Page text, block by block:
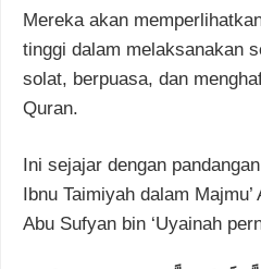
Mereka akan
tinggi dalam melaksanakan
solat, berpuasa, dan
Quran.
Ini sejajar dengan
Ibnu Taimiyah dalam
Abu Sufyan bin ‘Uyainah